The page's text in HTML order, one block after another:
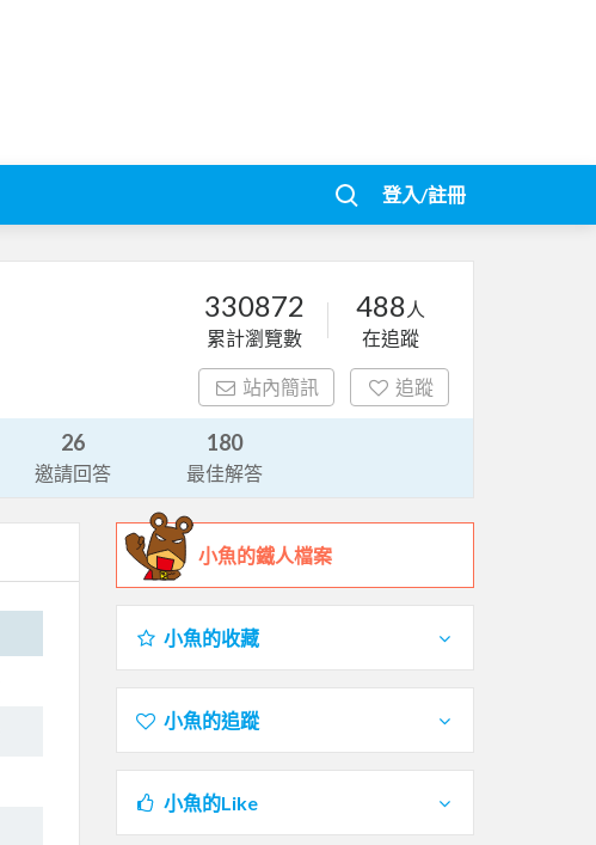
登入/註冊
330872
累計瀏覽數
488 人
在追蹤
站內簡訊 追蹤
26
邀請回答
180
最佳解答
小魚的鐵人檔案
小魚的收藏
小魚的追蹤
小魚的Like